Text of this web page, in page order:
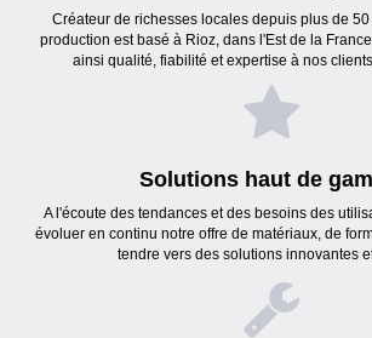
Créateur de richesses locales depuis plus de
production est basé à Rioz, dans l'Est de la
ainsi qualité, fiabilité et expertise à nos
Solutions haut de
A l'écoute des tendances et des besoins des
évoluer en continu notre offre de matériaux, de
tendre vers des solutions innovantes